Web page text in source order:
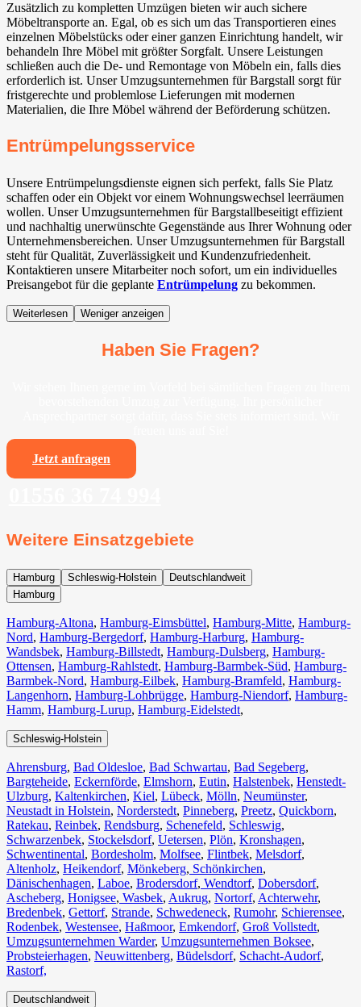
Zusätzlich zu kompletten Umzügen bieten wir auch sichere
Möbeltransporte an. Egal, ob es sich um das Transportieren eines
einzelnen Möbelstücks oder einer ganzen Einrichtung handelt, wir
behandeln Ihre Möbel mit größter Sorgfalt. Unsere Leistungen
schließen auch die De- und Remontage von Möbeln ein, falls dies
erforderlich ist. Unser Umzugsunternehmen für Bargstall sorgt für
fristgerechte und problemlose Lieferungen mit modernen
Materialien, die Ihre Möbel während der Beförderung schützen.
Entrümpelungsservice
Unsere Entrümpelungsdienste eignen sich perfekt, falls Sie Platz
schaffen oder ein Objekt vor einem Wohnungswechsel leerräumen
wollen. Unser Umzugsunternehmen für Bargstallbeseitigt effizient
und nachhaltig unerwünschte Gegenstände aus Ihrer Wohnung oder
Unternehmensbereichen. Unser Umzugsunternehmen für Bargstall
steht für Qualität, Zuverlässigkeit und Kundenzufriedenheit.
Kontaktieren unsere Mitarbeiter noch sofort, um ein individuelles
Preisangebot für die geplante Entrümpelung zu bekommen.
Weiterlesen Weniger anzeigen
Haben Sie Fragen?
Jetzt anfragen
Weitere Einsatzgebiete
Hamburg Schleswig-Holstein
Deutschlandweit
Hamburg
Hamburg-Altona, Hamburg-Eimsbüttel, Hamburg-Mitte, Hamburg-
Nord, Hamburg-Bergedorf, Hamburg-Harburg, Hamburg-
Wandsbek, Hamburg-Billstedt, Hamburg-Dulsberg, Hamburg-
Ottensen, Hamburg-Rahlstedt, Hamburg-Barmbek-Süd, Hamburg-
Barmbek-Nord, Hamburg-Eilbek, Hamburg-Bramfeld, Hamburg-
Langenhorn, Hamburg-Lohbrügge, Hamburg-Niendorf, Hamburg-
Hamm, Hamburg-Lurup, Hamburg-Eidelstedt,
Schleswig-Holstein
Ahrensburg, Bad Oldesloe, Bad Schwartau, Bad Segeberg,
Bargteheide, Eckernförde, Elmshorn, Eutin, Halstenbek, Henstedt-
Ulzburg, Kaltenkirchen, Kiel, Lübeck, Mölln, Neumünster,
Neustadt in Holstein, Norderstedt, Pinneberg, Preetz, Quickborn,
Ratekau, Reinbek, Rendsburg, Schenefeld, Schleswig,
Schwarzenbek, Stockelsdorf, Uetersen, Plön, Kronshagen,
Schwentinental, Bordesholm, Molfsee, Flintbek, Melsdorf,
Altenholz, Heikendorf, Mönkeberg, Schönkirchen,
Dänischenhagen, Laboe, Brodersdorf, Wendtorf, Dobersdorf,
Ascheberg, Honigsee, Wasbek, Aukrug, Nortorf, Achterwehr,
Bredenbek, Gettorf, Strande, Schwedeneck, Rumohr, Schierensee,
Rodenbek, Westensee, Haßmoor, Emkendorf, Groß Vollstedt,
Umzugsunternehmen Warder, Umzugsunternehmen Boksee,
Probsteierhagen, Neuwittenberg, Büdelsdorf, Schacht-Audorf,
Rastorf,
Deutschlandweit